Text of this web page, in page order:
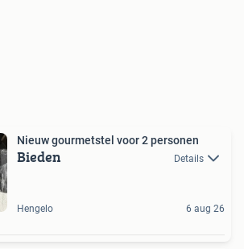
Nieuw gourmetstel voor 2 personen
Bieden Details
Hengelo 6 aug 26